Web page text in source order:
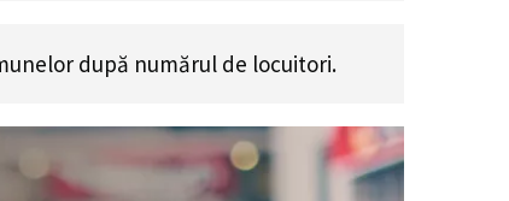
după numărul de locuitori.